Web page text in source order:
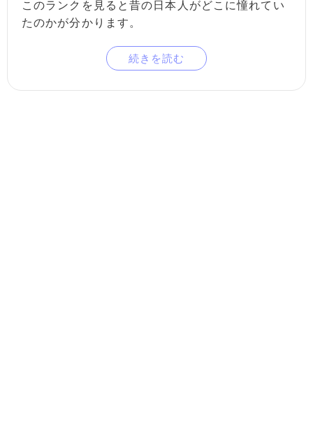
このランクを見ると昔の日本人がどこに憧れてい
たのかが分かります。
続きを読む